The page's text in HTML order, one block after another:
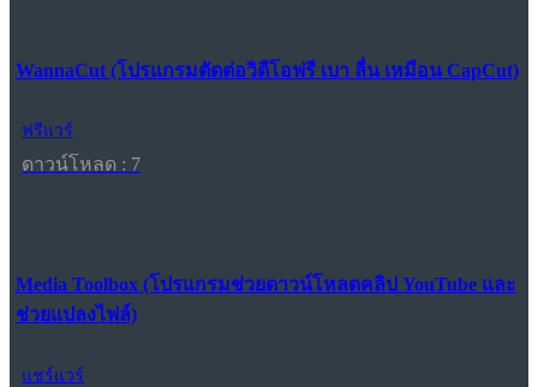
WannaCut (โปรแกรมตัดต่อวิดีโอฟรี เบา ลื่น เหมือน CapCut)
ฟรีแวร์
ดาวน์โหลด : 7
Media Toolbox (โปรแกรมช่วยดาวน์โหลดคลิป YouTube และ
ช่วยแปลงไฟล์)
แชร์แวร์